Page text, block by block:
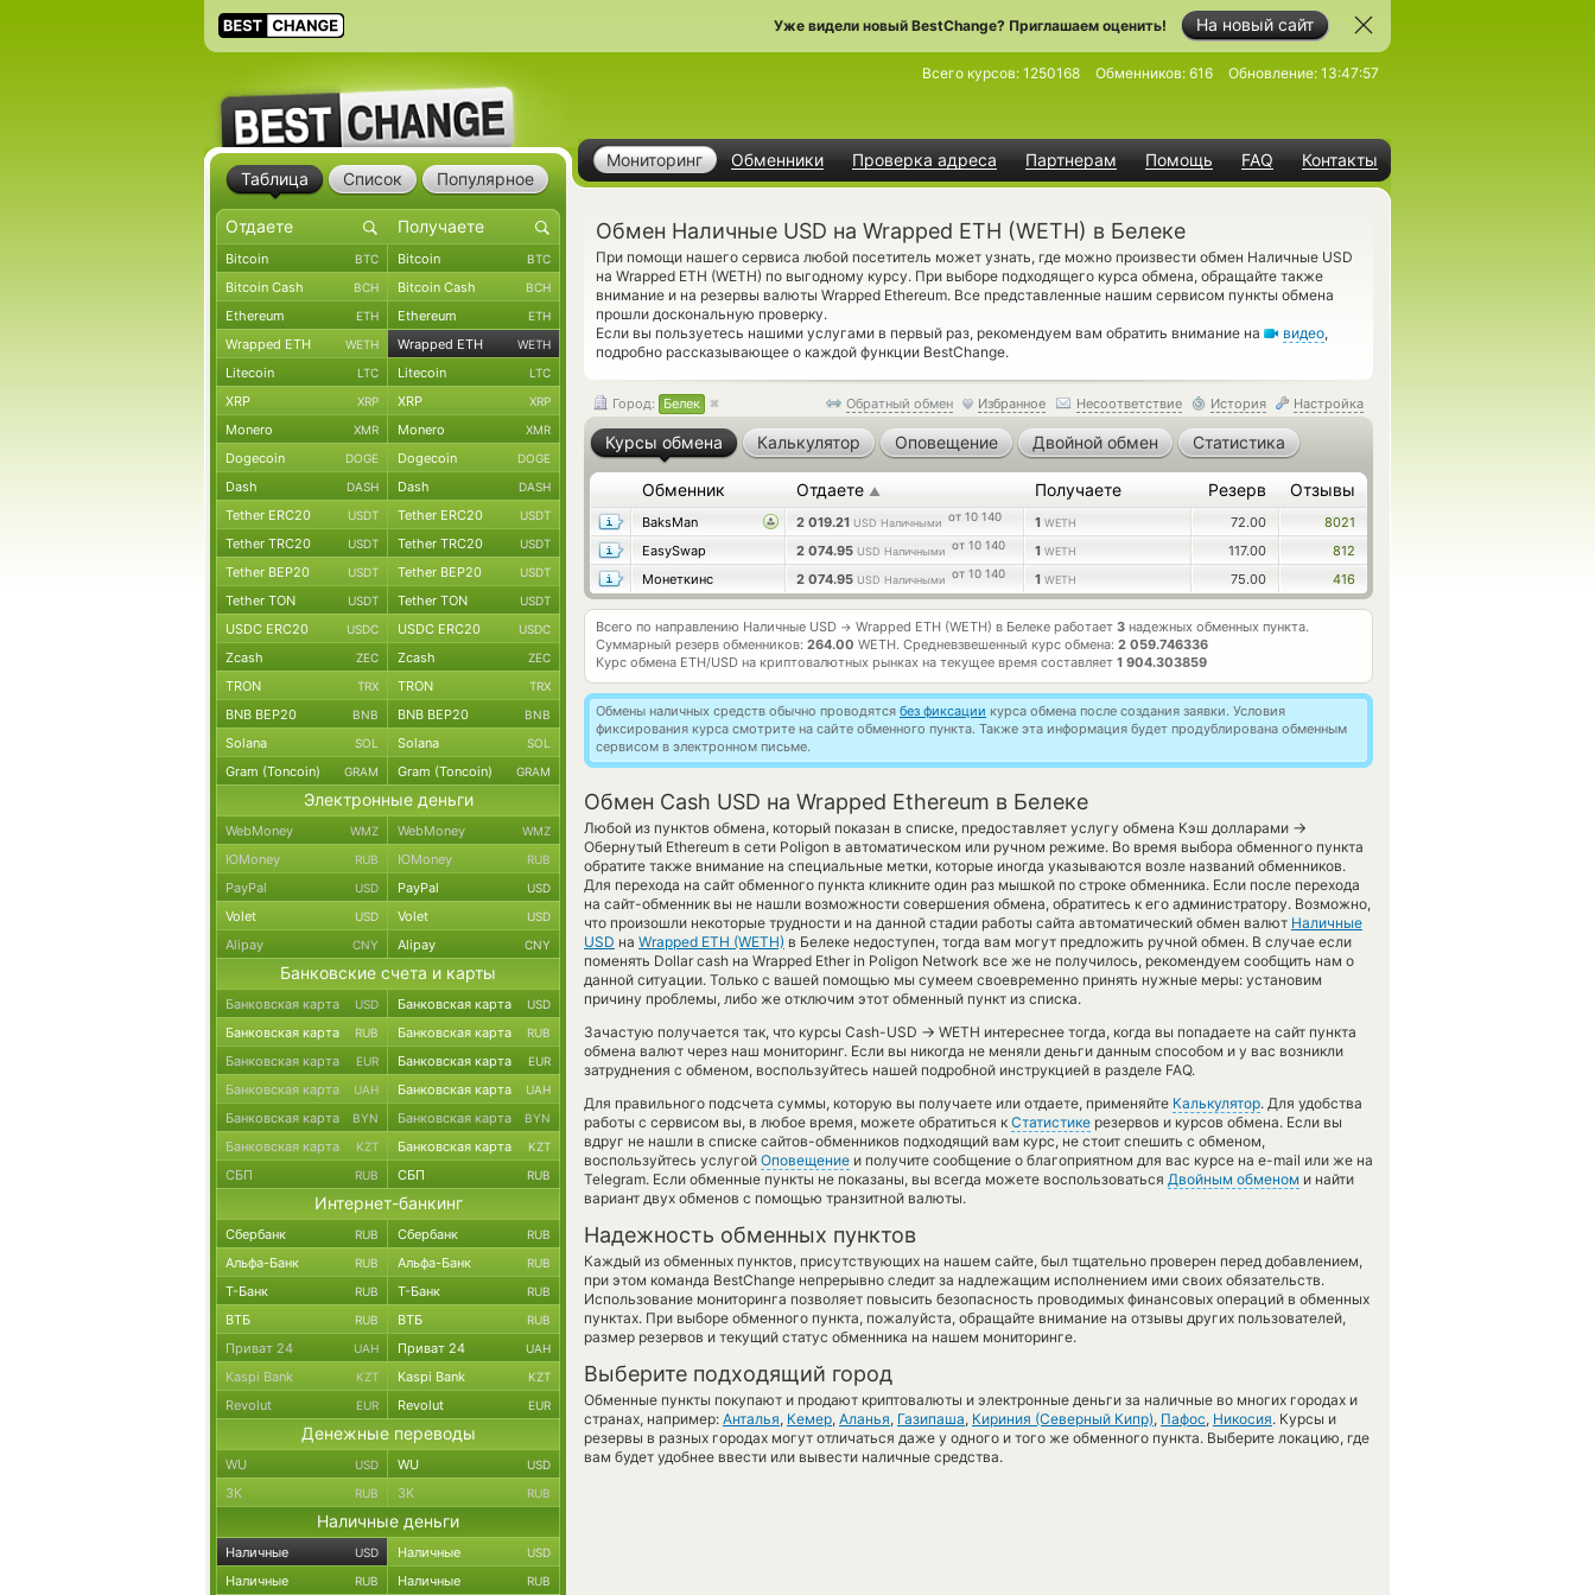
На новый сайт
Уже видели новый BestChange? Приглашаем оценить!
Мониторинг Обменники Проверка адреса Партнерам Помощь FAQ Контакты
Всего курсов: 1250168 Обменников: 616 Обновление: 13:47:57
Обмен Наличные USD на Wrapped ETH (WETH) в Белеке
При помощи нашего сервиса любой посетитель может узнать, где можно произвести обмен Наличные USD
на Wrapped ETH (WETH) по выгодному курсу. При выборе подходящего курса обмена, обращайте также
внимание и на резервы валюты Wrapped Ethereum. Все представленные нашим сервисом пункты обмена
прошли доскональную проверку.
Если вы пользуетесь нашими услугами в первый раз, рекомендуем вам обратить внимание на
видео,
подробно рассказывающее о каждой функции BestChange.
Обратный обмен Избранное Несоответствие История Настройка
Город: Белек
Курсы обмена Калькулятор Оповещение Двойной обмен Статистика
Обменник Отдаете ▲ Получаете Резерв Отзывы
BaksMan 2 019.21 USD Наличными от 10 140 1 WETH 72.00
8021
EasySwap
2 074.95 USD Наличными от 10 140 1 WETH 117.00
812
Монеткинс
2 074.95 USD Наличными от 10 140 1 WETH 75.00 416
Всего по направлению Наличные USD → Wrapped ETH (WETH) в Белеке работает 3 надежных обменных пункта.
Суммарный резерв обменников: 264.00 WETH. Средневзвешенный курс обмена: 2 059.746336
Курс обмена ETH/USD на криптовалютных рынках на текущее время составляет 1 904.303859
Обмены наличных средств обычно проводятся без фиксации курса обмена после создания заявки. Условия
фиксирования курса смотрите на сайте обменного пункта. Также эта информация будет продублирована обменным
сервисом в электронном письме.
Обмен Cash USD на Wrapped Ethereum в Белеке
Любой из пунктов обмена, который показан в списке, предоставляет услугу обмена Кэш долларами →
Обернутый Ethereum в сети Poligon в автоматическом или ручном режиме. Во время выбора обменного пункта
обратите также внимание на специальные метки, которые иногда указываются возле названий обменников.
Для перехода на сайт обменного пункта кликните один раз мышкой по строке обменника. Если после перехода
на сайт-обменник вы не нашли возможности совершения обмена, обратитесь к его администратору. Возможно,
что произошли некоторые трудности и на данной стадии работы сайта автоматический обмен валют Наличные
USD на Wrapped ETH (WETH) в Белеке недоступен, тогда вам могут предложить ручной обмен. В случае если
поменять Dollar cash на Wrapped Ether in Poligon Network все же не получилось, рекомендуем сообщить нам о
данной ситуации. Только с вашей помощью мы сумеем своевременно принять нужные меры: установим
причину проблемы, либо же отключим этот обменный пункт из списка.
Зачастую получается так, что курсы Cash-USD → WETH интереснее тогда, когда вы попадаете на сайт пункта
обмена валют через наш мониторинг. Если вы никогда не меняли деньги данным способом и у вас возникли
затруднения с обменом, воспользуйтесь нашей подробной инструкцией в разделе FAQ.
Для правильного подсчета суммы, которую вы получаете или отдаете, применяйте Калькулятор. Для удобства
работы с сервисом вы, в любое время, можете обратиться к Статистике резервов и курсов обмена. Если вы
вдруг не нашли в списке сайтов-обменников подходящий вам курс, не стоит спешить с обменом,
воспользуйтесь услугой Оповещение и получите сообщение о благоприятном для вас курсе на e-mail или же на
Telegram. Если обменные пункты не показаны, вы всегда можете воспользоваться Двойным обменом и найти
вариант двух обменов с помощью транзитной валюты.
Надежность обменных пунктов
Каждый из обменных пунктов, присутствующих на нашем сайте, был тщательно проверен перед добавлением,
при этом команда BestChange непрерывно следит за надлежащим исполнением ими своих обязательств.
Использование мониторинга позволяет повысить безопасность проводимых финансовых операций в обменных
пунктах. При выборе обменного пункта, пожалуйста, обращайте внимание на отзывы других пользователей,
размер резервов и текущий статус обменника на нашем мониторинге.
Выберите подходящий город
Обменные пункты покупают и продают криптовалюты и электронные деньги за наличные во многих городах и
странах, например: Анталья, Кемер, Аланья, Газипаша, Кириния (Северный Кипр), Пафос, Никосия. Курсы и
резервы в разных городах могут отличаться даже у одного и того же обменного пункта. Выберите локацию, где
вам будет удобнее ввести или вывести наличные средства.
Таблица Список Популярное
Bitcoin BTC Bitcoin BTC
Bitcoin Cash BCH Bitcoin Cash BCH
Ethereum ETH Ethereum ETH
Wrapped ETH WETH Wrapped ETH WETH
Litecoin LTC Litecoin LTC
XRP XRP XRP XRP
Monero XMR Monero XMR
Dogecoin DOGE Dogecoin DOGE
Dash DASH Dash DASH
Tether ERC20 USDT Tether ERC20 USDT
Tether TRC20 USDT Tether TRC20 USDT
Tether BEP20 USDT Tether BEP20 USDT
Tether TON USDT Tether TON USDT
USDC ERC20 USDC USDC ERC20 USDC
Zcash ZEC Zcash ZEC
TRON TRX TRON TRX
BNB BEP20 BNB BNB BEP20 BNB
Solana SOL Solana SOL
Gram (Toncoin) GRAM Gram (Toncoin) GRAM
Электронные деньги
WebMoney WMZ WebMoney WMZ
ЮMoney RUB ЮMoney RUB
PayPal USD PayPal USD
Volet USD Volet USD
Alipay CNY Alipay CNY
Банковские счета и карты
Банковская карта USD Банковская карта USD
Банковская карта RUB Банковская карта RUB
Банковская карта EUR Банковская карта EUR
Банковская карта UAH Банковская карта UAH
Банковская карта BYN Банковская карта BYN
Банковская карта KZT Банковская карта KZT
СБП RUB СБП RUB
Интернет-банкинг
Сбербанк RUB Сбербанк RUB
Альфа-Банк RUB Альфа-Банк RUB
Т-Банк RUB Т-Банк RUB
ВТБ RUB ВТБ RUB
Приват 24 UAH Приват 24 UAH
Kaspi Bank KZT Kaspi Bank KZT
Revolut EUR Revolut EUR
Денежные переводы
WU USD WU USD
ЗК RUB ЗК RUB
Наличные деньги
Наличные USD Наличные USD
Наличные RUB Наличные RUB